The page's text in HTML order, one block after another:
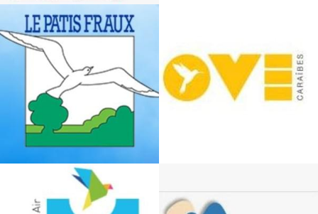
Rechercher